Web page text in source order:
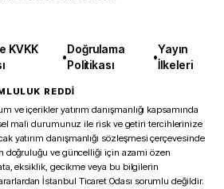
KVKK
•
Doğrulama
Politikası
•
Yayın
İlkeleri
REDDİ
ve içerikler yatırım danışmanlığı kapsamında
mali durumunuz ile risk ve getiri tercihlerinize
yatırım danışmanlığı sözleşmesi çerçevesinde
doğruluğu ve güncelliği için azami özen
eksiklik, gecikme veya bu bilgilerin
İstanbul Ticaret Odası sorumlu değildir.